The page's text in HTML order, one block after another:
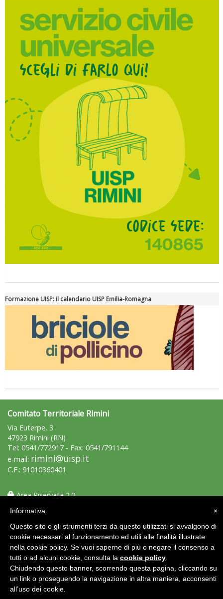
Formazione UISP: il calendario UISP Emilia-Romagna
Comitato Territoriale Rimini
Via Euterpe, 3
47923 Rimini (RN)
Tel: 0541/772917 - Fax: 0541/791144
e-mail: rimini@uisp.it
C.F.: 91010360401
Area Riservata 2.0
×
Informativa
Questo sito o gli strumenti terzi da questo utilizzati si avvalgono di
cookie necessari al funzionamento ed utili alle finalità illustrate
nella cookie policy. Se vuoi saperne di più o negare il consenso a
tutti o ad alcuni cookie, consulta la cookie policy
Chiudendo questo banner, scorrendo questa pagina, cliccando su
un link o proseguendo la navigazione in altra maniera, acconsenti
all’uso dei cookie.